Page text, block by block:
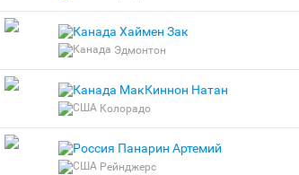
Хаймен Зак
Эдмонтон
МакКиннон Натан
Колорадо
Панарин Артемий
Рейнджерс